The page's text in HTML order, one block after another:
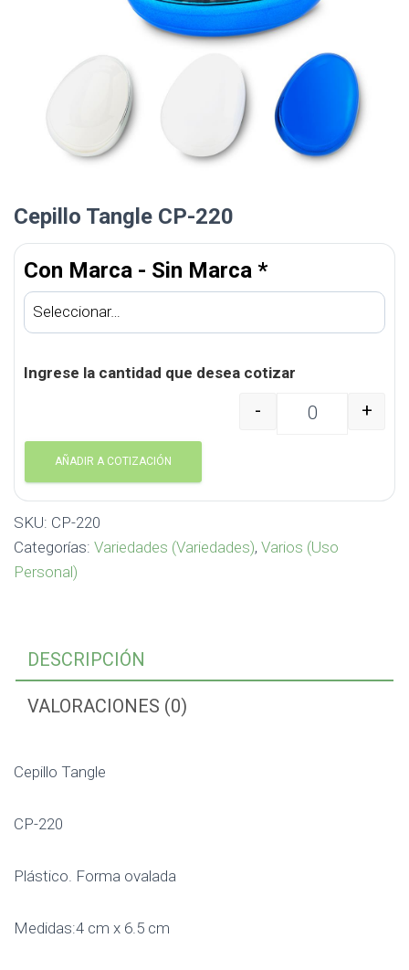
Cepillo Tangle CP-220
Con Marca - Sin Marca *
Ingrese la cantidad que desea cotizar
Cepillo Tangle CP-220
- +
AÑADIR A COTIZACIÓN
SKU: CP-220
Categorías: Variedades (Variedades), Varios (Uso
Personal)
DESCRIPCIÓN
VALORACIONES (0)
Cepillo Tangle
CP-220
Plástico. Forma ovalada
Medidas:4 cm x 6.5 cm